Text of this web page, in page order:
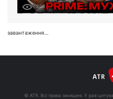
266
завантаження...
© ATR. Всі права захищені. У разі